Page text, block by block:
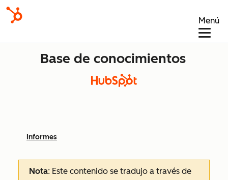
Menú
Base de conocimientos
Informes
Nota: Este contenido se tradujo a través de